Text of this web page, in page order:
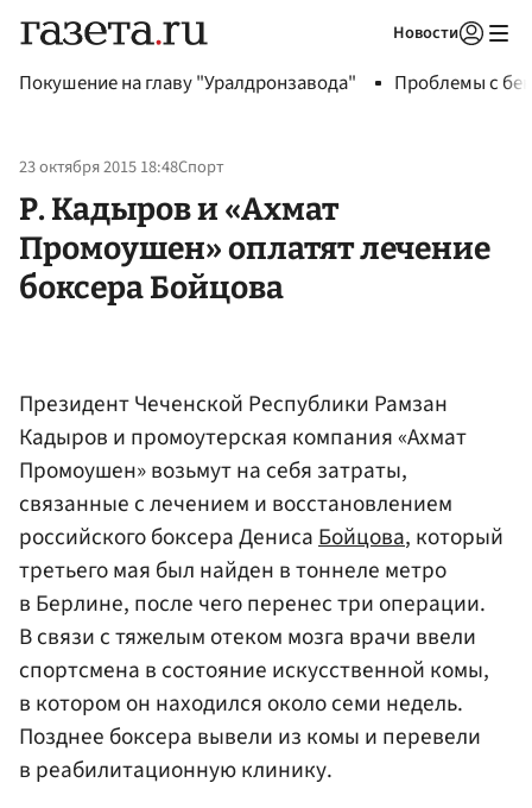
Новости
Покушение на главу "Уралдронзавода" Проблемы с
23 октября 2015 18:48Спорт
Р. Кадыров и «Ахмат
Промоушен» оплатят лечение
боксера Бойцова
Президент Чеченской Республики Рамзан
Кадыров и промоутерская компания «Ахмат
Промоушен» возьмут на себя затраты,
связанные с лечением и восстановлением
российского боксера ДенисаБойцова, который
третьего мая был найден в тоннеле метро
в Берлине, после чего перенес три операции.
В связи с тяжелым отеком мозга врачи ввели
спортсмена в состояние искусственной комы,
в котором он находился около семи недель.
Позднее боксера вывели из комы и перевели
в реабилитационную клинику.